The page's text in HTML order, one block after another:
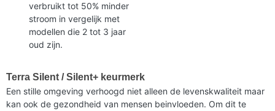
verbruikt tot 50% minder
stroom in vergelijk met
modellen die 2 tot 3 jaar
oud zijn.
Terra Silent / Silent+ keurmerk
Een stille omgeving verhoogd niet alleen de levenskwaliteit maar
kan ook de gezondheid van mensen beinvloeden. Om dit te